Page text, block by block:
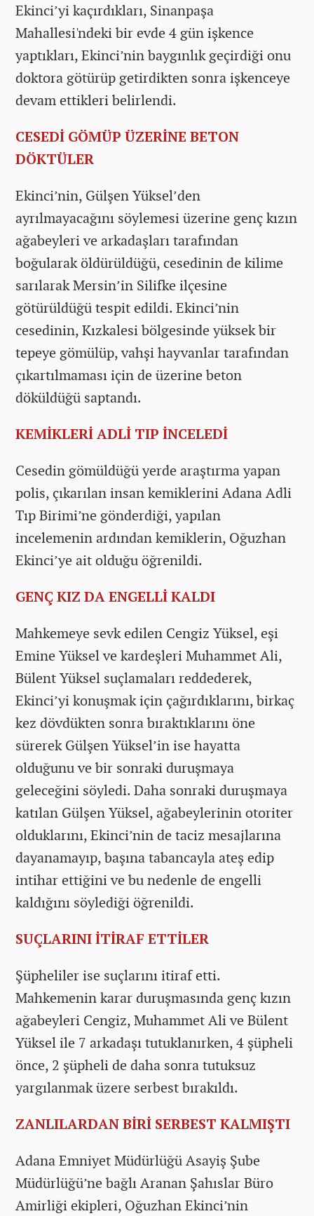
Ekinci’yi kaçırdıkları, Sinanpaşa
Mahallesi'ndeki bir evde 4 gün işkence
yaptıkları, Ekinci’nin baygınlık geçirdiği onu
doktora götürüp getirdikten sonra işkenceye
devam ettikleri belirlendi.
CESEDİ GÖMÜP ÜZERİNE BETON
DÖKTÜLER
Ekinci’nin, Gülşen Yüksel’den
ayrılmayacağını söylemesi üzerine genç kızın
ağabeyleri ve arkadaşları tarafından
boğularak öldürüldüğü, cesedinin de kilime
sarılarak Mersin’in Silifke ilçesine
götürüldüğü tespit edildi. Ekinci’nin
cesedinin, Kızkalesi bölgesinde yüksek bir
tepeye gömülüp, vahşi hayvanlar tarafından
çıkartılmaması için de üzerine beton
döküldüğü saptandı.
KEMİKLERİ ADLİ TIP İNCELEDİ
Cesedin gömüldüğü yerde araştırma yapan
polis, çıkarılan insan kemiklerini Adana Adli
Tıp Birimi’ne gönderdiği, yapılan
incelemenin ardından kemiklerin, Oğuzhan
Ekinci’ye ait olduğu öğrenildi.
GENÇ KIZ DA ENGELLİ KALDI
Mahkemeye sevk edilen Cengiz Yüksel, eşi
Emine Yüksel ve kardeşleri Muhammet Ali,
Bülent Yüksel suçlamaları reddederek,
Ekinci’yi konuşmak için çağırdıklarını, birkaç
kez dövdükten sonra bıraktıklarını öne
sürerek Gülşen Yüksel’in ise hayatta
olduğunu ve bir sonraki duruşmaya
geleceğini söyledi. Daha sonraki duruşmaya
katılan Gülşen Yüksel, ağabeylerinin otoriter
olduklarını, Ekinci’nin de taciz mesajlarına
dayanamayıp, başına tabancayla ateş edip
intihar ettiğini ve bu nedenle de engelli
kaldığını söylediği öğrenildi.
SUÇLARINI İTİRAF ETTİLER
Şüpheliler ise suçlarını itiraf etti.
Mahkemenin karar duruşmasında genç kızın
ağabeyleri Cengiz, Muhammet Ali ve Bülent
Yüksel ile 7 arkadaşı tutuklanırken, 4 şüpheli
önce, 2 şüpheli de daha sonra tutuksuz
yargılanmak üzere serbest bırakıldı.
ZANLILARDAN BİRİ SERBEST KALMIŞTI
Adana Emniyet Müdürlüğü Asayiş Şube
Müdürlüğü’ne bağlı Aranan Şahıslar Büro
Amirliği ekipleri, Oğuzhan Ekinci’nin